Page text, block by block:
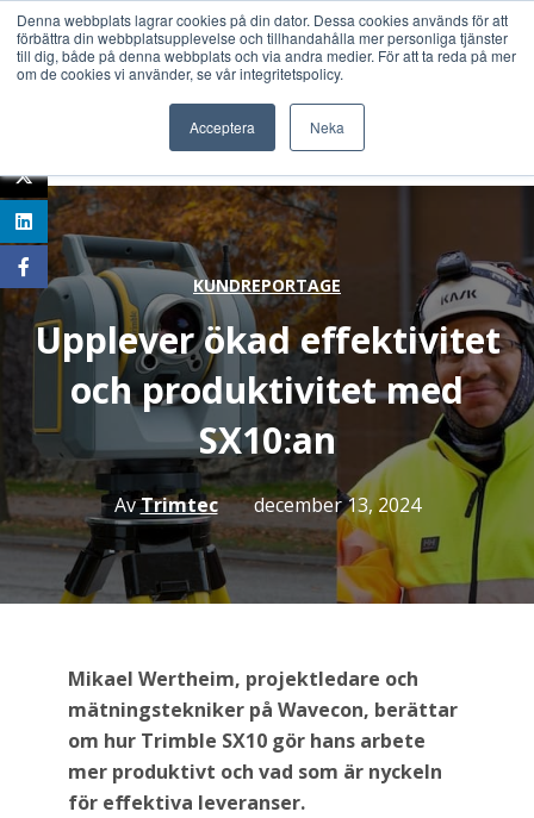
Denna webbplats lagrar cookies på din dator. Dessa cookies används för att
förbättra din webbplatsupplevelse och tillhandahålla mer personliga tjänster
till dig, både på denna webbplats och via andra medier. För att ta reda på mer
om de cookies vi använder, se vår integritetspolicy.
Acceptera Neka
KUNDREPORTAGE
Upplever ökad effektivitet
och produktivitet med
SX10:an
AvTrimtec december 13, 2024
Mikael Wertheim, projektledare och
mätningstekniker på Wavecon, berättar
om hur Trimble SX10 gör hans arbete
mer produktivt och vad som är nyckeln
för effektiva leveranser.